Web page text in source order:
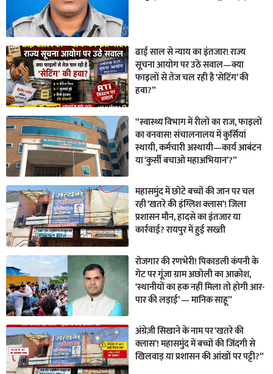
ढाई साल से न्याय का इंतजार! राज्य
सूचना आयोग पर उठे सवाल—क्या
फाइलों से तेज चल रही है ‘सेटिंग’ की
हवा?”
“स्वास्थ्य विभाग में रीलों का राज, फाइलों
का वनवास! संचालनालय में कुर्सियां
स्थायी, कर्मचारी अस्थायी—कार्य आबंटन
या ‘कुर्सी बचाओ महाअभियान’?”
महासमुंद में छोटे बच्चों की जान पर चल
रही ‘खतरे की इंग्लिश क्लास’! जिला
प्रशासन मौन, हादसे का इंतजार या
कार्रवाई? रायपुर में हुई सख्ती
रोजगार की रणभेरी! पिकाडली कंपनी के
गेट पर गूंजा ग्राम अछोली का आक्रोश,
‘स्थानीयों का हक नहीं मिला तो होगी आर-
पार की लड़ाई’ — मानिक साहू”
अंग्रेज़ी सिखाने के नाम पर ‘खतरे की
क्लास’! महासमुंद में बच्चों की जिंदगी से
खिलवाड़ या प्रशासन की आंखों पर पट्टी?”